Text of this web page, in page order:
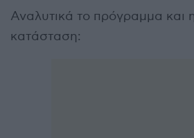
Αναλυτικά το πρόγραμμα και
κατάσταση: